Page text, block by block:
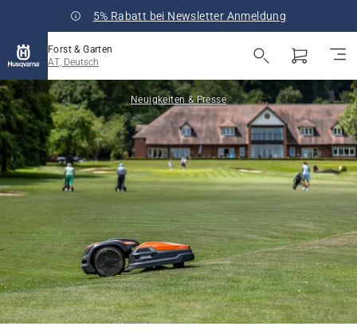
5% Rabatt bei Newsletter Anmeldung
Forst & Garten
AT, Deutsch
Neuigkeiten & Presse